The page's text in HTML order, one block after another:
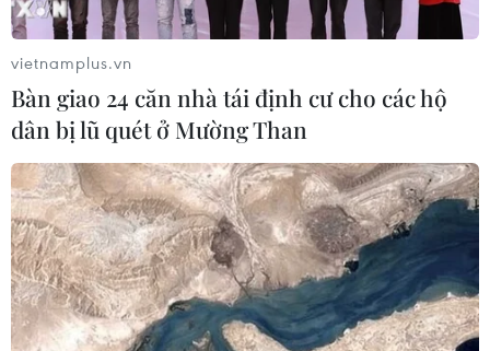
vietnamplus.vn
Bàn giao 24 căn nhà tái định cư cho các hộ
dân bị lũ quét ở Mường Than